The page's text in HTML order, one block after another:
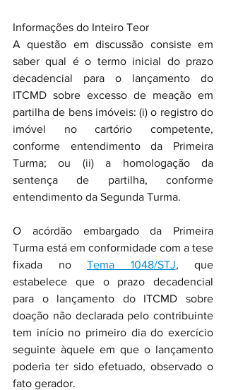
Informações do Inteiro Teor
A questão em discussão consiste em
saber qual é o termo inicial do prazo
decadencial para o lançamento do
ITCMD sobre excesso de meação em
partilha de bens imóveis: (i) o registro do
imóvel no cartório competente,
conforme entendimento da Primeira
Turma; ou (ii) a homologação da
sentença de partilha, conforme
entendimento da Segunda Turma.
O acórdão embargado da Primeira
Turma está em conformidade com a tese
fixada no Tema 1048/STJ, que
estabelece que o prazo decadencial
para o lançamento do ITCMD sobre
doação não declarada pelo contribuinte
tem início no primeiro dia do exercício
seguinte àquele em que o lançamento
poderia ter sido efetuado, observado o
fato gerador.